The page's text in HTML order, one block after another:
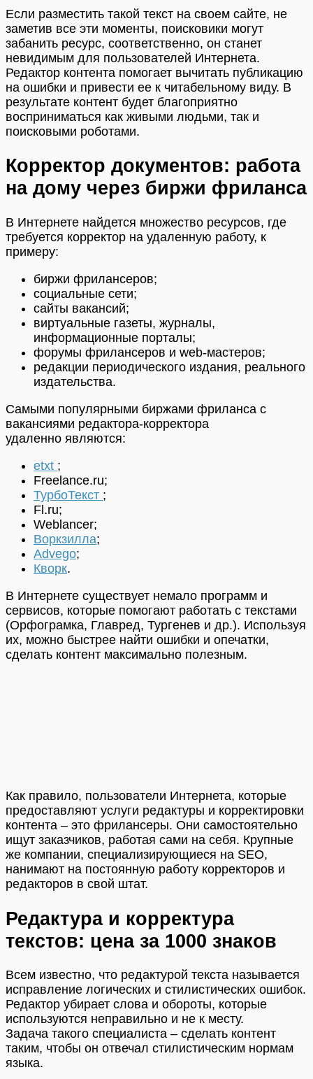
Если разместить такой текст на своем сайте, не
заметив все эти моменты, поисковики могут
забанить ресурс, соответственно, он станет
невидимым для пользователей Интернета.
Редактор контента помогает вычитать публикацию
на ошибки и привести ее к читабельному виду. В
результате контент будет благоприятно
восприниматься как живыми людьми, так и
поисковыми роботами.
Корректор документов: работа
на дому через биржи фриланса
В Интернете найдется множество ресурсов, где
требуется корректор на удаленную работу, к
примеру:
биржи фрилансеров;
социальные сети;
сайты вакансий;
виртуальные газеты, журналы,
информационные порталы;
форумы фрилансеров и web-мастеров;
редакции периодического издания, реального
издательства.
Самыми популярными биржами фриланса с
вакансиями редактора-корректора
удаленно являются:
etxt ;
Freelance.ru;
ТурбоТекст ;
Fl.ru;
Weblancer;
Воркзилла;
Advego;
Кворк.
В Интернете существует немало программ и
сервисов, которые помогают работать с текстами
(Орфограмка, Главред, Тургенев и др.). Используя
их, можно быстрее найти ошибки и опечатки,
сделать контент максимально полезным.
Как правило, пользователи Интернета, которые
предоставляют услуги редактуры и корректировки
контента – это фрилансеры. Они самостоятельно
ищут заказчиков, работая сами на себя. Крупные
же компании, специализирующиеся на SEO,
нанимают на постоянную работу корректоров и
редакторов в свой штат.
Редактура и корректура
текстов: цена за 1000 знаков
Всем известно, что редактурой текста называется
исправление логических и стилистических ошибок.
Редактор убирает слова и обороты, которые
используются неправильно и не к месту.
Задача такого специалиста – сделать контент
таким, чтобы он отвечал стилистическим нормам
языка.